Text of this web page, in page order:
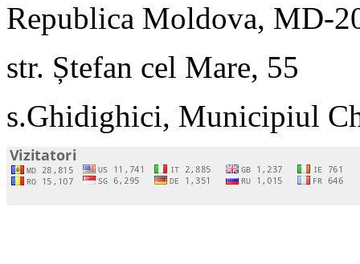
Republica Moldova, MD-
str. Ștefan cel Mare, 55
s.Ghidighici, Municipiul